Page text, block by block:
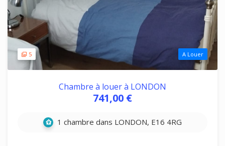
5 A Louer
Chambre à louer à LONDON
741,00 €
1 chambre dans LONDON, E16 4RG